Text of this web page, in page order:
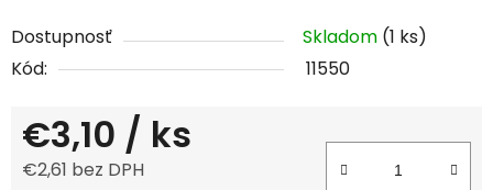
Dostupnosť Skladom (1 ks)
Kód:
11550
€3,10 / ks
€2,61 bez DPH